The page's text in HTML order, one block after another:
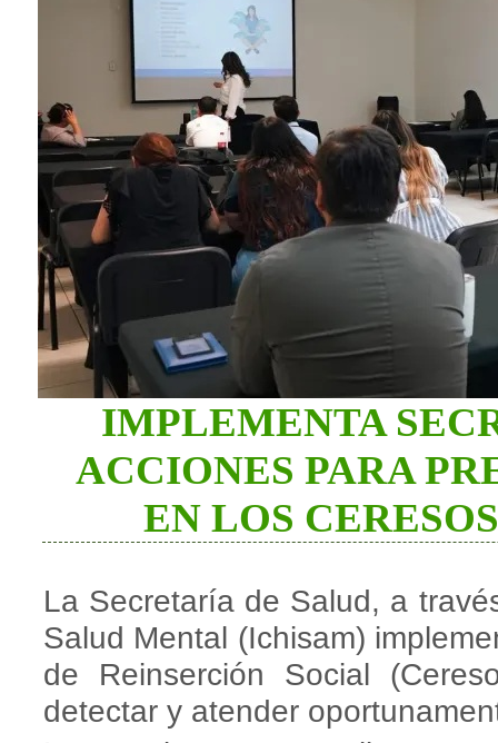
IMPLEMENTA
ACCIONES PARA
EN LOS
La Secretaría de Salud, a
Salud Mental (Ichisam)
de Reinserción Social
detectar y atender